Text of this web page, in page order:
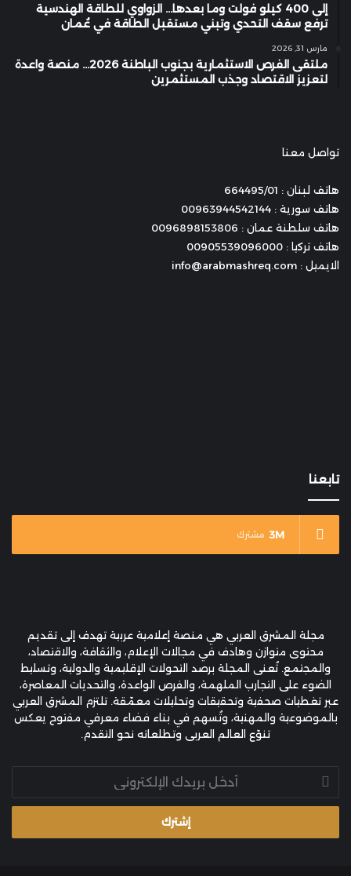
إلى 400 كيلو فولت وما بعدها… الزواوي للطاقة الهندسية
ترفع سقف التحدي وتبني مستقبل الطاقة في عُمان
مارس 31, 2026
ملتقى الفرص الاستثمارية بجنوب الباطنة 2026… منصة واعدة
لتعزيز الاقتصاد وجذب المستثمرين
تواصل معنا
هاتف لبنان : 664495/01
هاتف سورية : 00963944542144
هاتف سلطنة عمان : 0096898153806
هاتف تركيا : 00905539096000
الايميل : info@arabmashreq.com
تابعنا
3M مشترك
مجلة المشرق العربي هي منصة إعلامية عربية تهدف إلى تقديم
محتوى متوازن وهادف في مجالات الإعلام، والثقافة، والاقتصاد،
والمجتمع. تُعنى المجلة برصد التحولات الإقليمية والدولية، وتسليط
الضوء على التجارب الملهمة، والفرص الواعدة، والتحديات المعاصرة،
عبر تغطيات صحفية وتحقيقات وتحليلات معمّقة. تلتزم المشرق العربي
بالموضوعية والمهنية، وتُسهم في بناء فضاء معرفي مفتوح يعكس
تنوّع العالم العربي وتطلعاته نحو التقدم.
بريدك
الإلكتروني